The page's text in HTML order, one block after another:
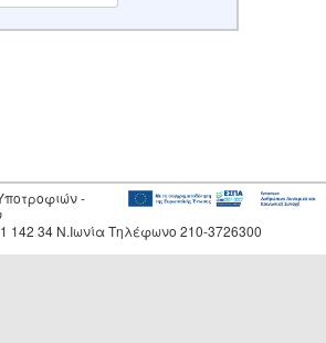
-
142 34 Ν.Ιωνία Τηλέφωνο 210-3726300